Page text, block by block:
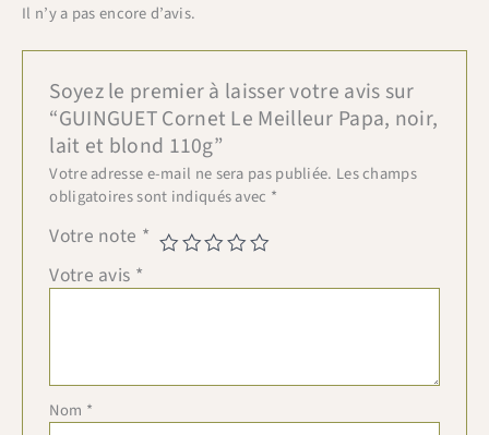
Il n’y a pas encore d’avis.
Soyez le premier à laisser votre avis sur
“GUINGUET Cornet Le Meilleur Papa, noir,
lait et blond 110g”
Votre adresse e-mail ne sera pas publiée. Les champs
obligatoires sont indiqués avec *
Votre note *
Votre avis *
Nom *